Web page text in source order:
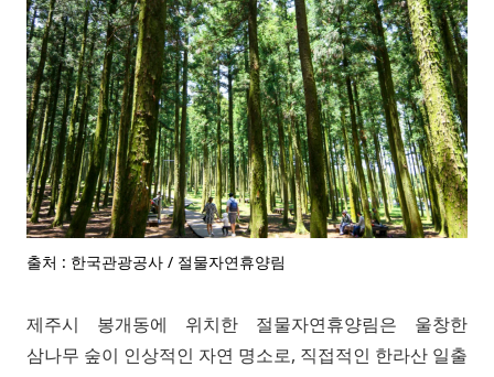
출처 : 한국관광공사 / 절물자연휴양림
제주시 봉개동에 위치한 절물자연휴양림은 울창한
삼나무 숲이 인상적인 자연 명소로, 직접적인 한라산 일출